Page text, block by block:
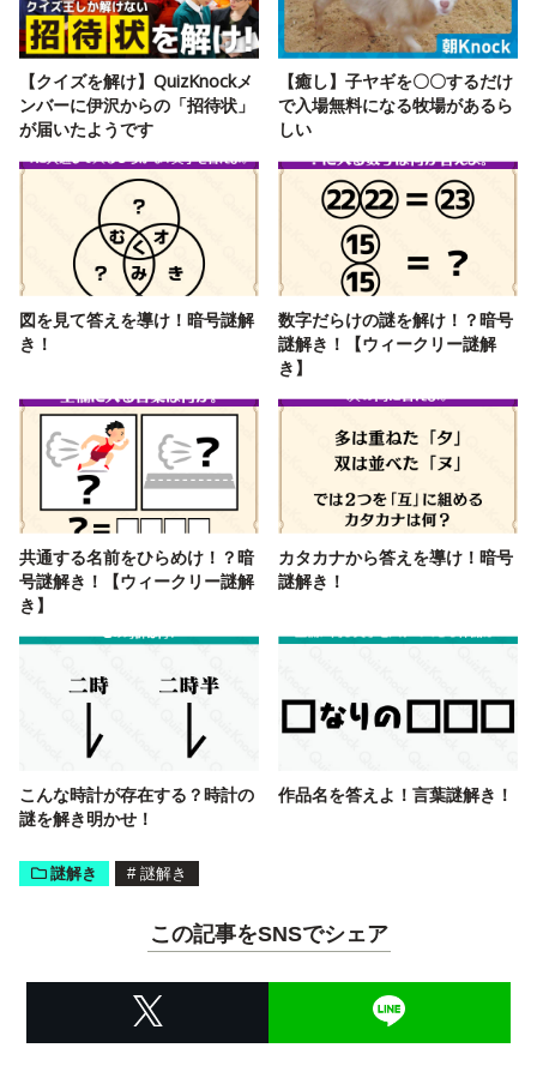
【クイズを解け】QuizKnockメ
ンバーに伊沢からの「招待状」
が届いたようです
【癒し】子ヤギを〇〇するだけ
で入場無料になる牧場があるら
しい
図を見て答えを導け！暗号謎解
き！
数字だらけの謎を解け！？暗号
謎解き！【ウィークリー謎解
き】
共通する名前をひらめけ！？暗
号謎解き！【ウィークリー謎解
き】
カタカナから答えを導け！暗号
謎解き！
こんな時計が存在する？時計の
謎を解き明かせ！
作品名を答えよ！言葉謎解き！
謎解き # 謎解き
この記事をSNSでシェア